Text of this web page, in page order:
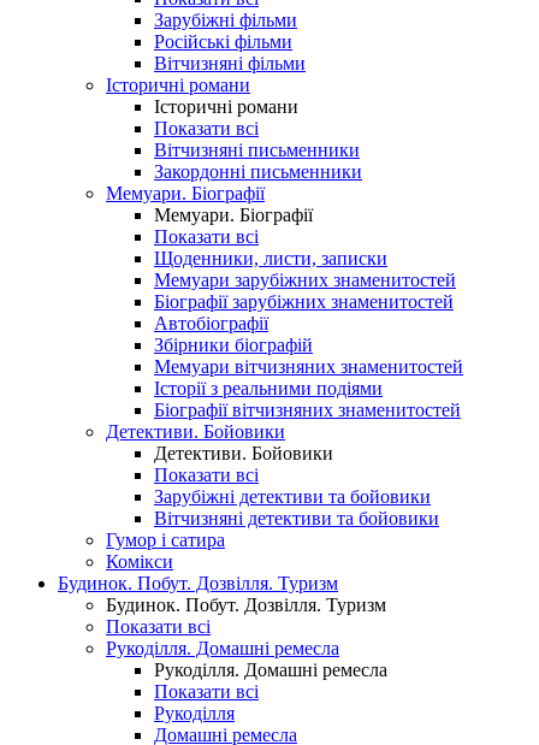
Зарубіжні фільми
Російські фільми
Вітчизняні фільми
Історичні романи
Історичні романи
Показати всі
Вітчизняні письменники
Закордонні письменники
Мемуари. Біографії
Мемуари. Біографії
Показати всі
Щоденники, листи, записки
Мемуари зарубіжних знаменитостей
Біографії зарубіжних знаменитостей
Автобіографії
Збірники біографій
Мемуари вітчизняних знаменитостей
Історії з реальними подіями
Біографії вітчизняних знаменитостей
Детективи. Бойовики
Детективи. Бойовики
Показати всі
Зарубіжні детективи та бойовики
Вітчизняні детективи та бойовики
Гумор і сатира
Комікси
Будинок. Побут. Дозвілля. Туризм
Будинок. Побут. Дозвілля. Туризм
Показати всі
Рукоділля. Домашні ремесла
Рукоділля. Домашні ремесла
Показати всі
Рукоділля
Домашні ремесла